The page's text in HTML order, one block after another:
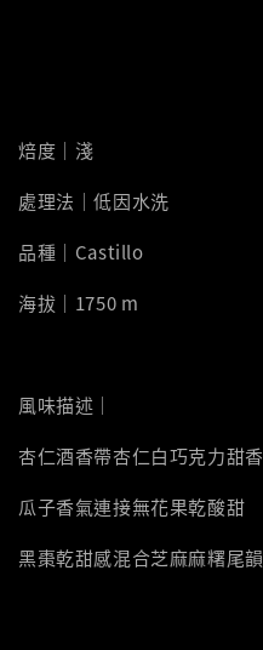
焙度｜淺
處理法｜低因水洗
品種｜Castillo
海拔｜1750 m
風味描述｜
杏仁酒香帶杏仁白巧克力甜香
瓜子香氣連接無花果乾酸甜
黑棗乾甜感混合芝麻麻糬尾韻